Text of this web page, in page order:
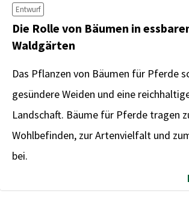
Entwurf
Die Rolle von Bäumen in
Waldgärten
Das Pflanzen von Bäumen für Pferde
gesündere Weiden und eine
Landschaft. Bäume für Pferde tragen
Wohlbefinden, zur Artenvielfalt und
bei.